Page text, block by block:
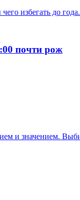
избегать до
почти рож
и значением.